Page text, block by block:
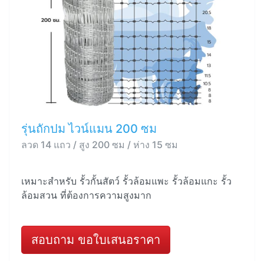
รุ่นถักปม ไวน์แมน 200 ซม
ลวด 14 แถว / สูง 200 ซม / ห่าง 15 ซม
เหมาะสำหรับ รั้วกั้นสัตว์ รั้วล้อมแพะ รั้วล้อมแกะ รั้ว
ล้อมสวน ที่ต้องการความสูงมาก
สอบถาม ขอใบเสนอราคา